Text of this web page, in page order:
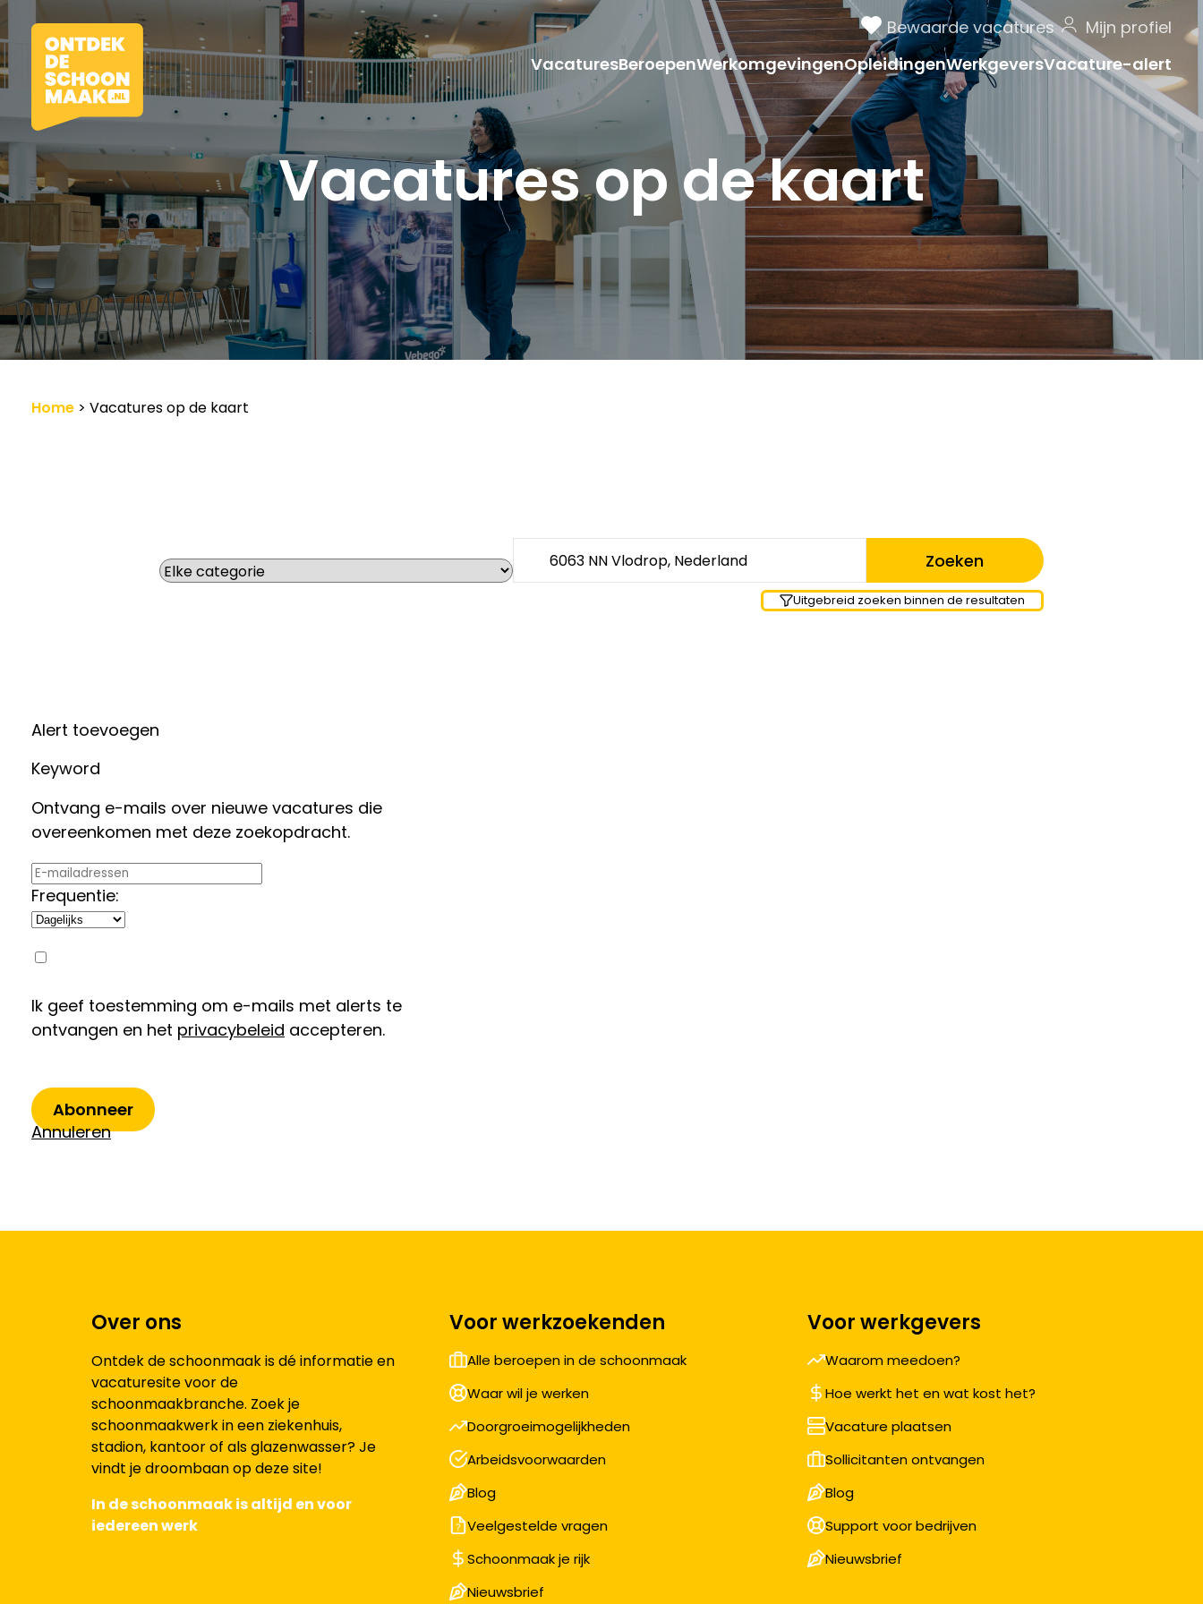
Bewaarde vacatures
Mijn profiel
VacaturesBeroepenWerkomgevingenOpleidingenWerkgeversVacature-alert
Vacatures op de kaart
Home > Vacatures op de kaart
Uitgebreid zoeken binnen de resultaten
Alert toevoegen
Keyword
Ontvang e-mails over nieuwe vacatures die
overeenkomen met deze zoekopdracht.
Frequentie:
Ik geef toestemming om e-mails met alerts te
ontvangen en het privacybeleid accepteren.
Abonneer
Annuleren
Over ons
Ontdek de schoonmaak is dé informatie en
vacaturesite voor de
schoonmaakbranche. Zoek je
schoonmaakwerk in een ziekenhuis,
stadion, kantoor of als glazenwasser? Je
vindt je droombaan op deze site!
In de schoonmaak is altijd en voor
iedereen werk
Voor werkzoekenden
Alle beroepen in de schoonmaak
Waar wil je werken
Doorgroeimogelijkheden
Arbeidsvoorwaarden
Blog
Veelgestelde vragen
Schoonmaak je rijk
Nieuwsbrief
Voor werkgevers
Waarom meedoen?
Hoe werkt het en wat kost het?
Vacature plaatsen
Sollicitanten ontvangen
Blog
Support voor bedrijven
Nieuwsbrief
Vacatures
Werkomgevingen
Opleidingen
Werkgevers